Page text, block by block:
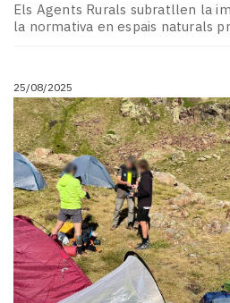
Els Agents Rurals subratllen la
la normativa en espais naturals
25/08/2025